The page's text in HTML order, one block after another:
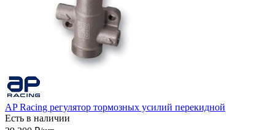
AP Racing регулятор тормозных усилий перекидной
Есть в наличии